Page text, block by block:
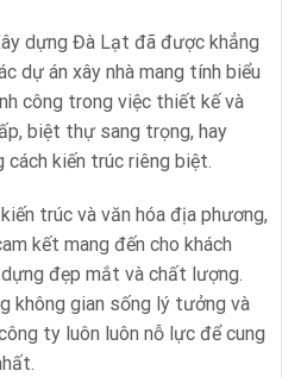
dựng Đà Lạt đã được khẳng
dự án xây nhà mang tính biểu
công trong việc thiết kế và
biệt thự sang trọng, hay
cách kiến trúc riêng biệt.
trúc và văn hóa địa phương,
kết mang đến cho khách
đẹp mắt và chất lượng.
không gian sống lý tưởng và
ty luôn luôn nỗ lực để cung